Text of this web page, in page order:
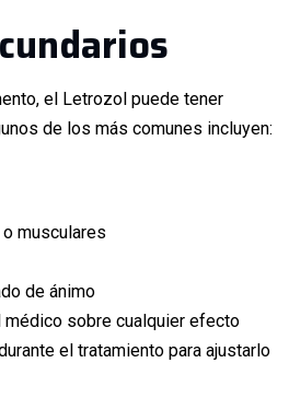
el Letrozol puede tener
de los más comunes incluyen:
musculares
de ánimo
médico sobre cualquier efecto
el tratamiento para ajustarlo